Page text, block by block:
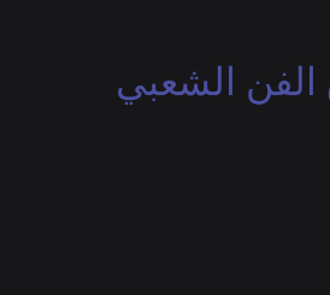
الفن الشعبي